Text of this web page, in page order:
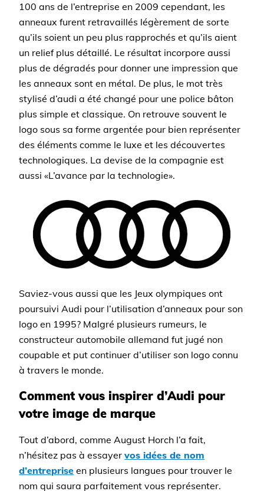
100 ans de l’entreprise en 2009 cependant, les
anneaux furent retravaillés légèrement de sorte
qu’ils soient un peu plus rapprochés et qu’ils aient
un relief plus détaillé. Le résultat incorpore aussi
plus de dégradés pour donner une impression que
les anneaux sont en métal. De plus, le mot très
stylisé d’audi a été changé pour une police bâton
plus simple et classique. On retrouve souvent le
logo sous sa forme argentée pour bien représenter
des éléments comme le luxe et les découvertes
technologiques. La devise de la compagnie est
aussi «L’avance par la technologie».
Saviez-vous aussi que les Jeux olympiques ont
poursuivi Audi pour l’utilisation d’anneaux pour son
logo en 1995? Malgré plusieurs rumeurs, le
constructeur automobile allemand fut jugé non
coupable et put continuer d’utiliser son logo connu
à travers le monde.
Comment vous inspirer d’Audi pour
votre image de marque
Tout d’abord, comme August Horch l’a fait,
n’hésitez pas à essayervos idées de nom
d’entreprise en plusieurs langues pour trouver le
nom qui saura parfaitement vous représenter.